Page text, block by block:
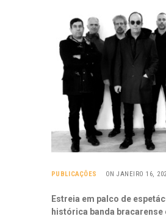
PUBLICAÇÕES ON JANEIRO 16,
Estreia em palco de
histórica banda bracarense